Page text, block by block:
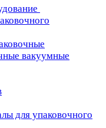
вакуумные
для упаковочного